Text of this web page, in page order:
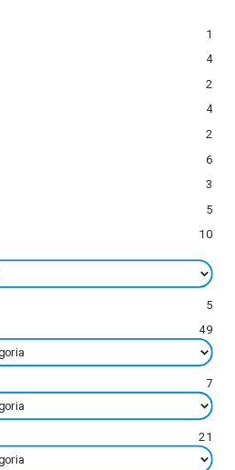
1
4
2
4
2
6
3
5
10
5
49
7
21